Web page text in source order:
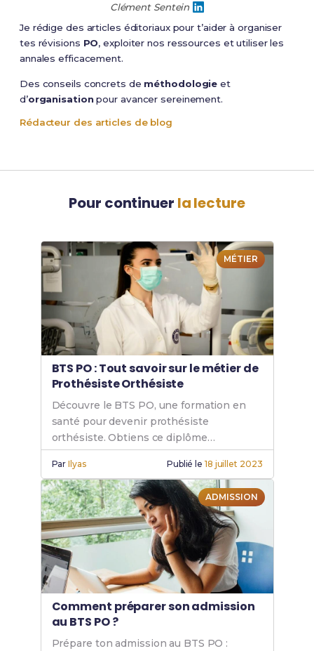
Clément Sentein
Je rédige des articles éditoriaux pour t’aider à organiser
tes révisions PO, exploiter nos ressources et utiliser les
annales efficacement.
Des conseils concrets de méthodologie et
d’organisationpour avancer sereinement.
Rédacteur des articles de blog
Pour continuer la lecture
MÉTIER
BTS PO : Tout savoir sur le métier de
Prothésiste Orthésiste
Découvre le BTS PO, une formation en
santé pour devenir prothésiste
orthésiste. Obtiens ce diplôme
paramédical, maîtrise les compétences et
explore de nombreux débouchés.
ParIlyas Publié le 18 juillet 2023
ADMISSION
Comment préparer son admission
au BTS PO ?
Prépare ton admission au BTS PO :